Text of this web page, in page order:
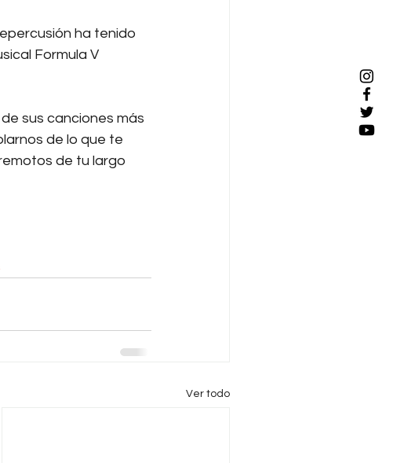
ha tenido
Formula V
sus canciones más
de lo que te
de tu largo
Ver todo